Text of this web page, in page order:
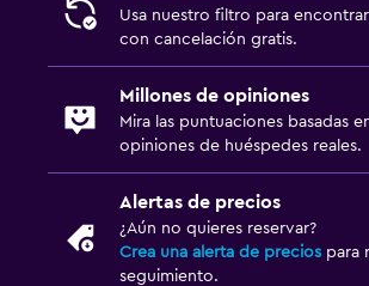
Usa nuestro filtro para
con cancelación gratis.
Millones de opiniones
Mira las puntuaciones basadas
opiniones de huéspedes reales.
Alertas de precios
¿Aún no quieres reservar?
Crea una alerta de precios para
seguimiento.